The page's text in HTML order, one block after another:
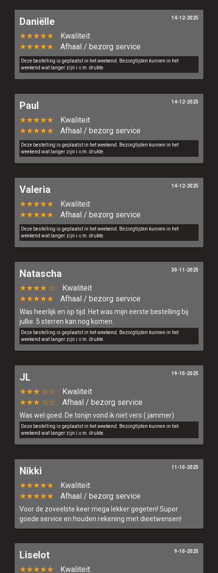
Daniëlle
★★★★★
Kwaliteit
★★★★★
Afhaal / bezorg service
Deze bestelling is geplaatst in het weekend. Bezorgtijden kunnen in het
weekend wat langer zijn i.v.m. drukte.
14-12-2025
Paul
★★★★★
Kwaliteit
★★★★★
Afhaal / bezorg service
Deze bestelling is geplaatst in het weekend. Bezorgtijden kunnen in het
weekend wat langer zijn i.v.m. drukte.
14-12-2025
Valeria
★★★★★
Kwaliteit
★★★★★
Afhaal / bezorg service
Deze bestelling is geplaatst in het weekend. Bezorgtijden kunnen in het
weekend wat langer zijn i.v.m. drukte.
14-12-2025
Natascha
★★★★ ☆
Kwaliteit
★★★★★
Afhaal / bezorg service
Was heerlijk en op tijd. Het was mijn eerste bestelling bij
jullie. 5 sterren kan nog komen.
Deze bestelling is geplaatst in het weekend. Bezorgtijden kunnen in het
weekend wat langer zijn i.v.m. drukte.
30-11-2025
JL
★★★ ☆☆
Kwaliteit
★★★ ☆☆
Afhaal / bezorg service
Was wel goed. De tonijn vond ik niet vers ( jammer)
Deze bestelling is geplaatst in het weekend. Bezorgtijden kunnen in het
weekend wat langer zijn i.v.m. drukte.
19-10-2025
Nikki
★★★★★
Kwaliteit
★★★★★
Afhaal / bezorg service
Voor de zoveelste keer mega lekker gegeten! Super
goede service en houden rekening met dieetwensen!
11-10-2025
Liselot
★★★★★ Kwaliteit
9-10-2025